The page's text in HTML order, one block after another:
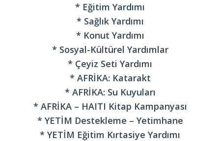
* Eğitim Yardımı
* Sağlık Yardımı
* Konut Yardımı
* Sosyal-Kültürel Yardımlar
* Çeyiz Seti Yardımı
* AFRİKA: Katarakt
* AFRİKA: Su Kuyuları
* AFRİKA – HAITI Kitap Kampanyası
* YETİM Destekleme – Yetimhane
* YETİM Eğitim Kırtasiye Yardımı